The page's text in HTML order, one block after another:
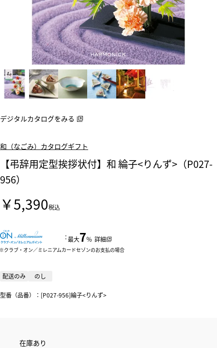
デジタルカタログをみる
和（なごみ）カタログギフト
【弔辞用定型挨拶状付】和 綸子<りんず>（P027-
956）
￥5,390税込
：最大7％ 詳細
クラブ・オン／ミレニアムカードセゾンのお支払の場合
配送のみ のし
型番（品番）：[P027-956]綸子<りんず>
在庫あり